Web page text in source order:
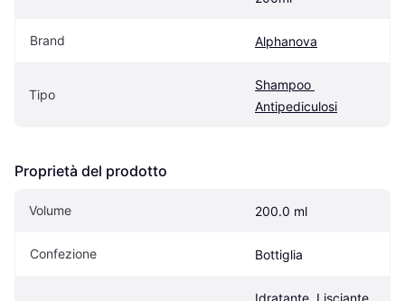
Brand Alphanova
Tipo
Shampoo
Antipediculosi
Proprietà del prodotto
Volume 200.0 ml
Confezione Bottiglia
Idratante, Lisciante,